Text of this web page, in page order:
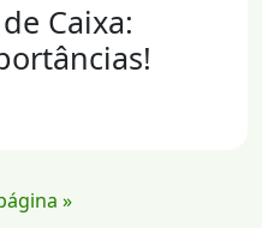
Caixa:
»